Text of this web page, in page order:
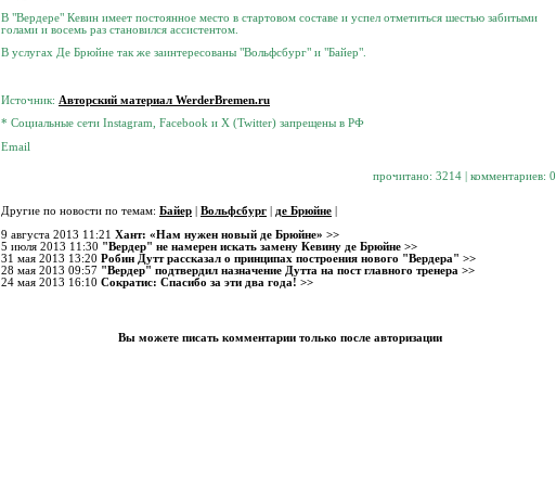
В "Вердере" Кевин имеет постоянное место в стартовом составе и успел отметиться шестью забитыми
голами и восемь раз становился ассистентом.
В услугах Де Брюйне так же заинтересованы "Вольфсбург" и "Байер".
Источник: Авторский материал WerderBremen.ru
* Социальные сети Instagram, Facebook и X (Twitter) запрещены в РФ
прочитано: 3214 | комментариев: 0
Другие по новости по темам: Байер Вольфсбург де Брюйне
9 августа 2013 11:21 Хант: «Нам нужен новый де Брюйне» >>
5 июля 2013 11:30 "Вердер" не намерен искать замену Кевину де Брюйне >>
31 мая 2013 13:20 Робин Дутт рассказал о принципах построения нового "Вердера" >>
28 мая 2013 09:57 "Вердер" подтвердил назначение Дутта на пост главного тренера >>
24 мая 2013 16:10 Сократис: Спасибо за эти два года! >>
Вы можете писать комментарии только после авторизации